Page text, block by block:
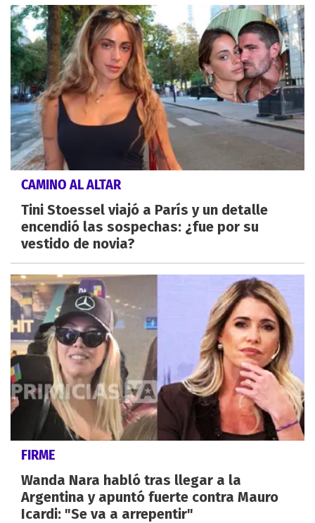
CAMINO AL ALTAR
Tini Stoessel viajó a París y un detalle
encendió las sospechas: ¿fue por su
vestido de novia?
FIRME
Wanda Nara habló tras llegar a la
Argentina y apuntó fuerte contra Mauro
Icardi: "Se va a arrepentir"